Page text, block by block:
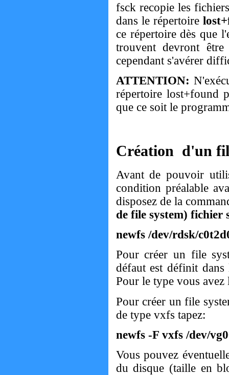
fsck recopie les
dans le répertoire
ce répertoire dès que
trouvent devront
cependant s'avérer
ATTENTION:
répertoire lost+found
que ce soit le
Création d'un
Avant de pouvoir
condition préalable
disposez de la
de file system) fichier
newfs /dev/rdsk/
Pour créer un file
défaut est définit
Pour le type vous
Pour créer un file
de type vxfs tapez:
newfs -F vxfs /dev/
Vous pouvez
du disque (taille en